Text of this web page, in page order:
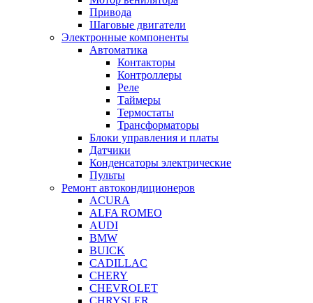
Привода
Шаговые двигатели
Электронные компоненты
Автоматика
Контакторы
Контроллеры
Реле
Таймеры
Термостаты
Трансформаторы
Блоки управления и платы
Датчики
Конденсаторы электрические
Пульты
Ремонт автокондиционеров
ACURA
ALFA ROMEO
AUDI
BMW
BUICK
CADILLAC
CHERY
CHEVROLET
CHRYSLER